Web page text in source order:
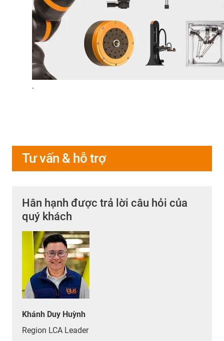
-
Tư vấn & hỗ trợ
Hân hạnh được trả lời câu hỏi của
quý khách
Khánh Duy Huỳnh
Region LCA Leader